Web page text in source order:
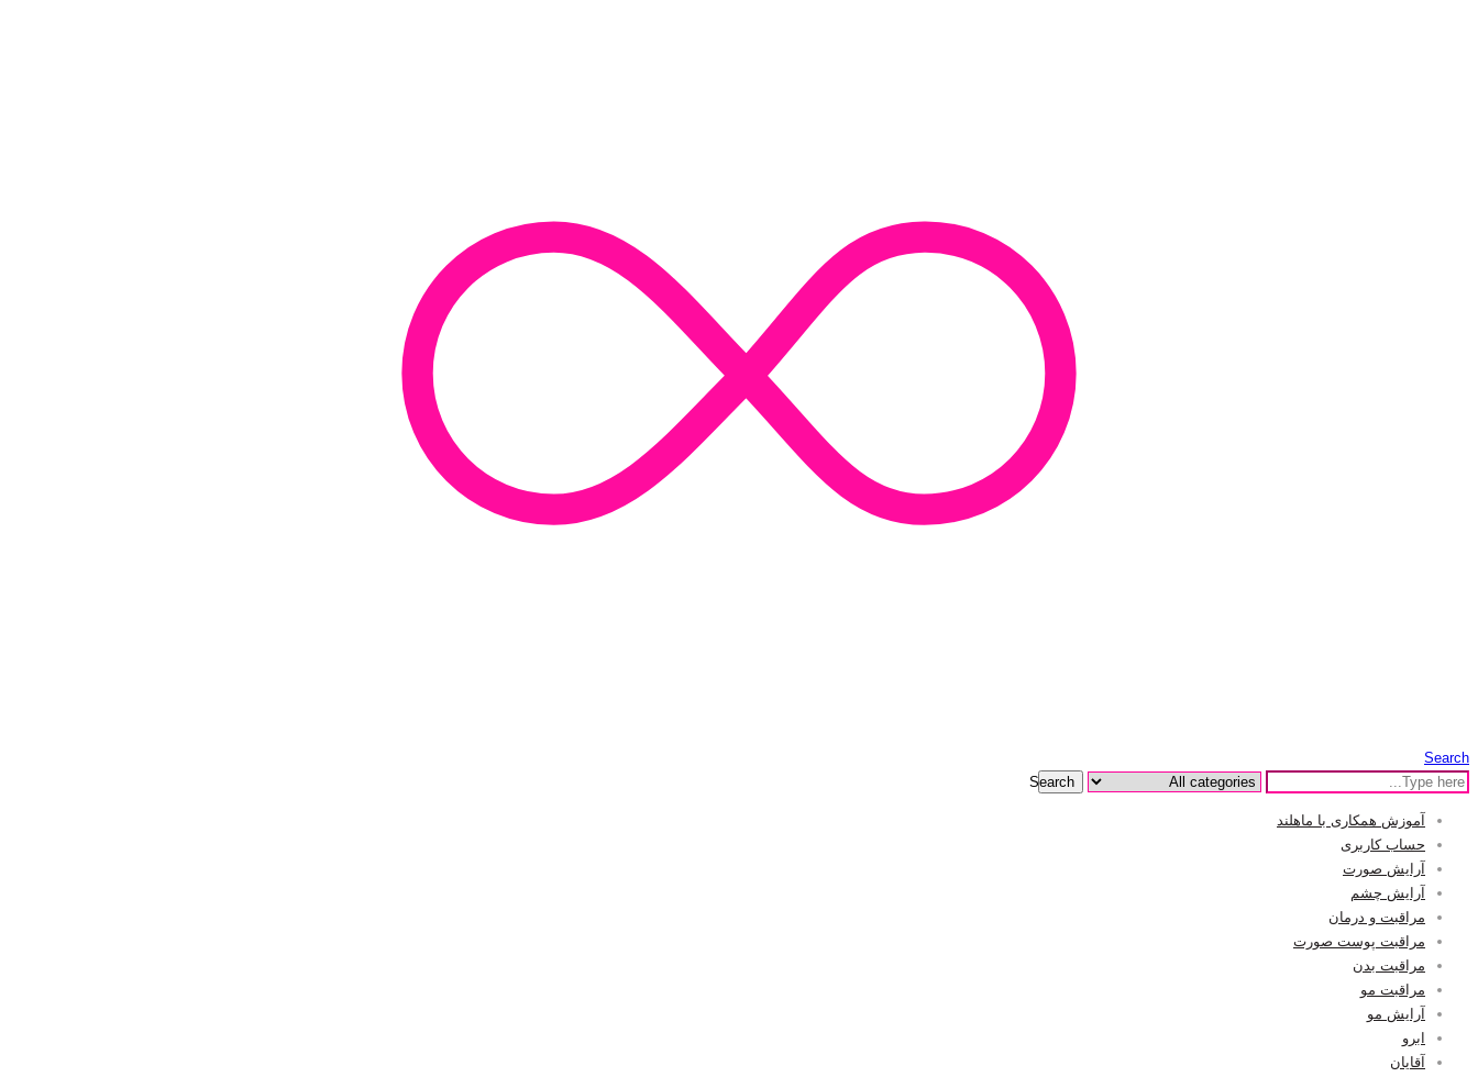
Search
Search
آموزش همکاری با ماهلند
حساب کاربری
آرایش صورت
آرایش چشم
مراقبت و درمان
مراقبت پوست صورت
مراقبت بدن
مراقبت مو
آرایش مو
ابرو
آقایان